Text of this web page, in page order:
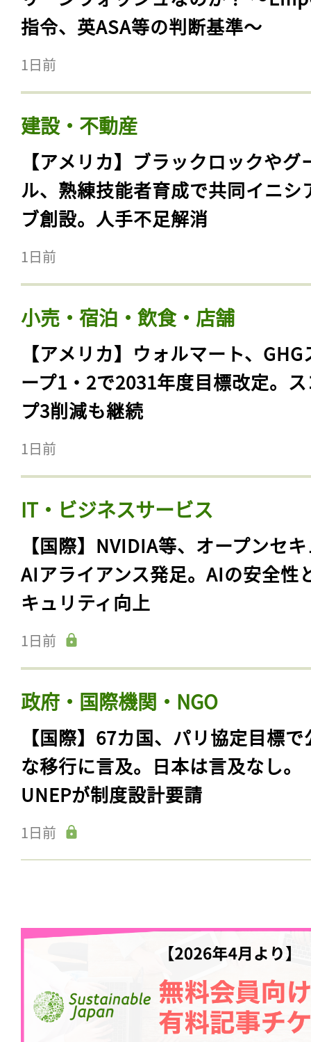
指令、英ASA等の判断基準〜
1日前
建設・不動産
【アメリカ】ブラックロックやグ
ル、熟練技能者育成で共同イニシ
ブ創設。人手不足解消
1日前
小売・宿泊・飲食・店舗
【アメリカ】ウォルマート、GHG
ープ1・2で2031年度目標改定。
プ3削減も継続
1日前
IT・ビジネスサービス
【国際】NVIDIA等、オープンセ
AIアライアンス発足。AIの安全性
キュリティ向上
1日前
政府・国際機関・NGO
【国際】67カ国、パリ協定目標で
な移行に言及。日本は言及なし。
UNEPが制度設計要請
1日前